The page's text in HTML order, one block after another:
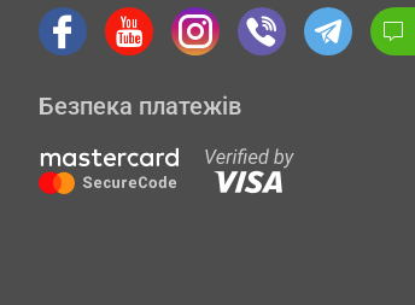
Безпека платежів